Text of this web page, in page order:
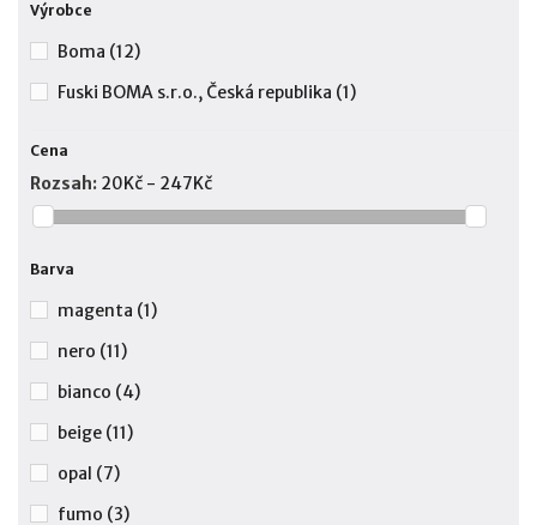
Výrobce
Boma (12)
Fuski BOMA s.r.o., Česká republika (1)
Cena
Rozsah: 20Kč - 247Kč
Barva
magenta (1)
nero (11)
bianco (4)
beige (11)
opal (7)
fumo (3)